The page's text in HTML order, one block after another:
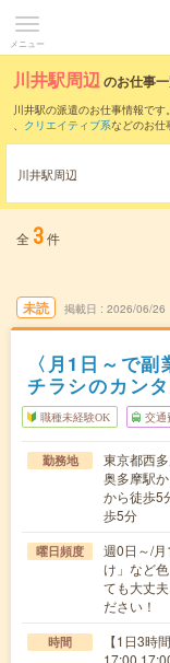
メニュー
川井駅周辺のお仕事
川井駅の派遣のお仕事情報です。
、 クリエイティブ系などのお仕
また、河辺駅
事もご確認いただけます。
川井駅周辺
全 3件
未読 掲載日 2026/06/26
〈月1日～で
チラシのカン
職種未経験OK 交通
勤務地
東京都西
奥多摩駅
から徒歩5
歩5分
曜日頻度
週0日～/
け」など
ても大丈
ださい！
時間
【1日3時
17:00